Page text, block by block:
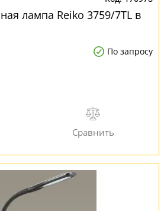
лампа Reiko 3759/7TL в
По запросу